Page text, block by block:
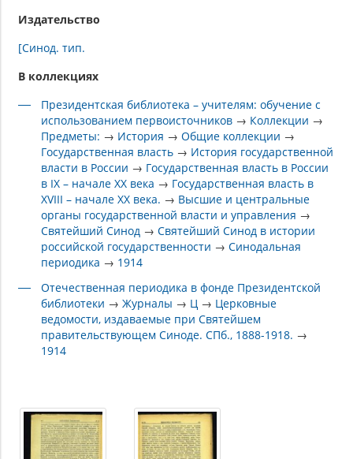
Издательство
[Синод. тип.
В коллекциях
Президентская библиотека – учителям: обучение с
использованием первоисточников → Коллекции →
Предметы: → История →Общие коллекции →
Государственная власть → История государственной
власти в России → Государственная власть в России
в IX – начале XX века → Государственная власть в
XVIII – начале XX века. → Высшие и центральные
органы государственной власти и управления →
Святейший Синод →Святейший Синод в истории
российской государственности →Синодальная
периодика → 1914
Отечественная периодика в фонде Президентской
библиотеки →Журналы → Ц → Церковные
ведомости, издаваемые при Святейшем
правительствующем Синоде. СПб., 1888-1918. →
1914